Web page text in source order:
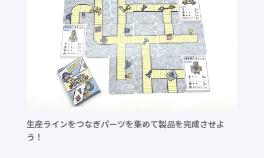
生産ラインをつなぎパーツを集めて製品を完成させよ
う！